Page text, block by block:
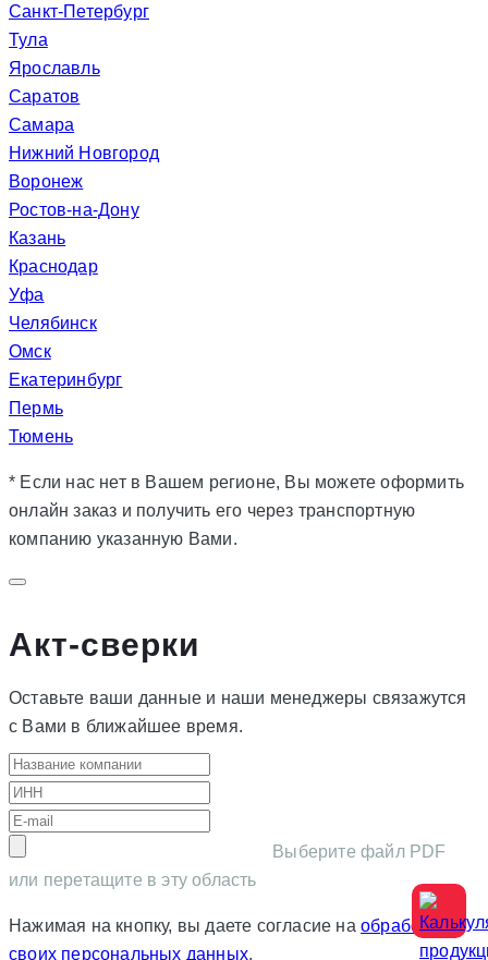
Санкт-Петербург
Тула
Ярославль
Саратов
Самара
Нижний Новгород
Воронеж
Ростов-на-Дону
Казань
Краснодар
Уфа
Челябинск
Омск
Екатеринбург
Пермь
Тюмень
* Если нас нет в Вашем регионе, Вы можете оформить
онлайн заказ и получить его через транспортную
компанию указанную Вами.
Акт-сверки
Оставьте ваши данные и наши менеджеры связажутся
с Вами в ближайшее время.
Выберите файл PDF
или перетащите в эту область
Нажимая на кнопку, вы даете согласие наобработку
своих персональных данных.